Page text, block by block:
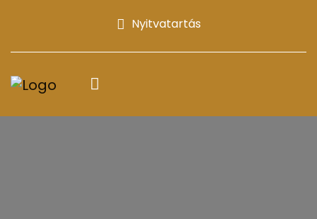
Nyitvatartás